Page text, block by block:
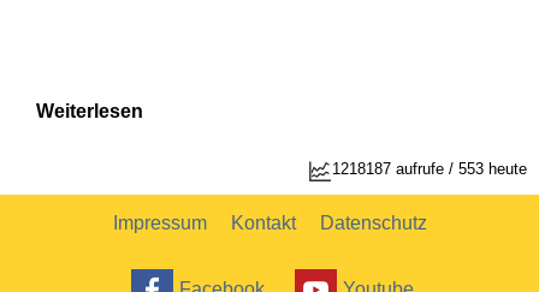
Weiterlesen
1218187 aufrufe / 553 heute
Impressum Kontakt Datenschutz